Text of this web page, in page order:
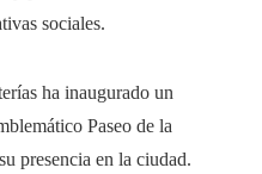
sociales.
ha inaugurado un
Paseo de la
presencia en la ciudad.